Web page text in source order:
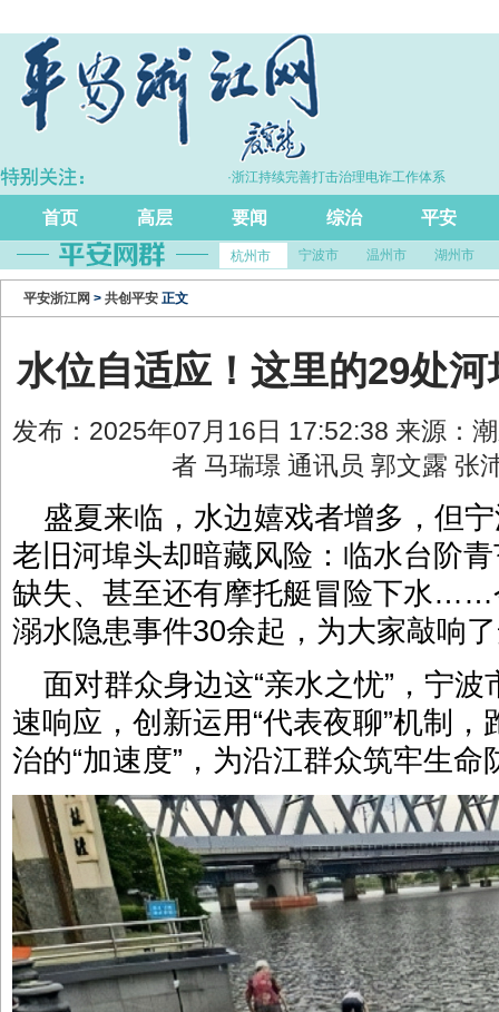
增长5.7% ·浙江持续完善打击治理电诈工作体系
首页 高层 要闻 综治 平安
杭州市 宁波市 温州市 湖州市
平安浙江网 > 共创平安 正文
水位自适应！这里的29处
发布：2025年07月16日 17:52:38 来源：
者 马瑞璟 通讯员 郭文露
盛夏来临，水边嬉戏者增多，但
老旧河埠头却暗藏风险：临水台阶
缺失、甚至还有摩托艇冒险下水……
溺水隐患事件30余起，为大家敲响
面对群众身边这“亲水之忧”，宁
速响应，创新运用“代表夜聊”机制
治的“加速度”，为沿江群众筑牢生命